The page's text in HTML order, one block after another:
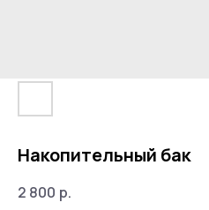
Накопительный бак
2 800 р.